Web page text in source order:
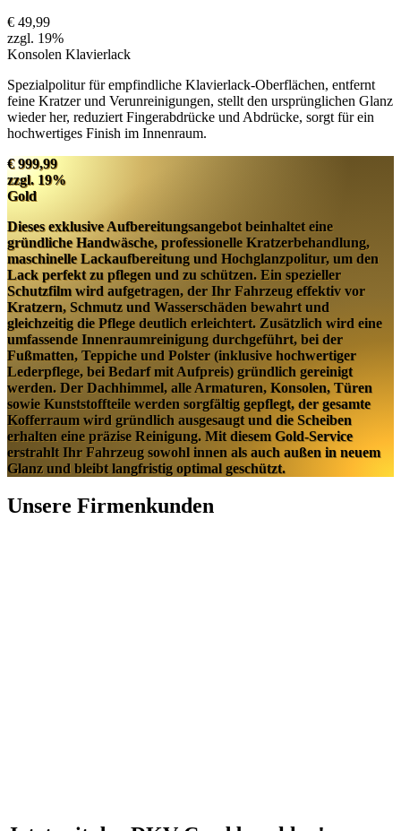
€ 49,99
zzgl. 19%
Konsolen Klavierlack
Spezialpolitur für empfindliche Klavierlack-Oberflächen, entfernt
feine Kratzer und Verunreinigungen, stellt den ursprünglichen Glanz
wieder her, reduziert Fingerabdrücke und Abdrücke, sorgt für ein
hochwertiges Finish im Innenraum.
€ 999,99
zzgl. 19%
Gold
Dieses exklusive Aufbereitungsangebot beinhaltet eine
gründliche Handwäsche, professionelle Kratzerbehandlung,
maschinelle Lackaufbereitung und Hochglanzpolitur, um den
Lack perfekt zu pflegen und zu schützen. Ein spezieller
Schutzfilm wird aufgetragen, der Ihr Fahrzeug effektiv vor
Kratzern, Schmutz und Wasserschäden bewahrt und
gleichzeitig die Pflege deutlich erleichtert. Zusätzlich wird eine
umfassende Innenraumreinigung durchgeführt, bei der
Fußmatten, Teppiche und Polster (inklusive hochwertiger
Lederpflege, bei Bedarf mit Aufpreis) gründlich gereinigt
werden. Der Dachhimmel, alle Armaturen, Konsolen, Türen
sowie Kunststoffteile werden sorgfältig gepflegt, der gesamte
Kofferraum wird gründlich ausgesaugt und die Scheiben
erhalten eine präzise Reinigung. Mit diesem Gold-Service
erstrahlt Ihr Fahrzeug sowohl innen als auch außen in neuem
Glanz und bleibt langfristig optimal geschützt.
Unsere Firmenkunden